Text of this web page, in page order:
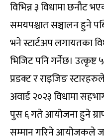
विभिन्न ३ विधामा छनौट
समयपश्चात सञ्चालन हुने
भने स्टार्टअप लगायतका
भिजिट पनि गर्नेछ।
प्रडक्ट र राइजिङ
अवार्ड २०२३ विधामा
पुस ६ गते आयोजना हुने
सम्मान गरिने आयोजकले